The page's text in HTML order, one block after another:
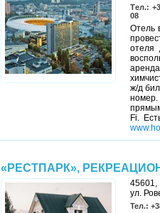
Tел.:
08
Отель
отеля
ж/д
номер.
Fi.
«РЕСТПАРК»,
45601,
ул.
Тел.: